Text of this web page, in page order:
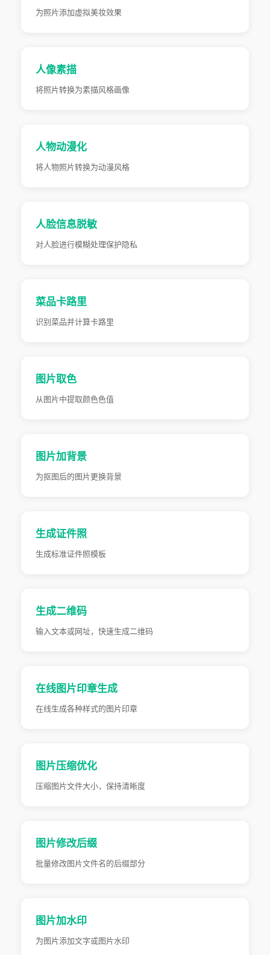
为照片添加虚拟美妆效果
人像素描
将照片转换为素描风格画像
人物动漫化
将人物照片转换为动漫风格
人脸信息脱敏
对人脸进行模糊处理保护隐私
菜品卡路里
识别菜品并计算卡路里
图片取色
从图片中提取颜色色值
图片加背景
为抠图后的图片更换背景
生成证件照
生成标准证件照模板
生成二维码
输入文本或网址，快速生成二维码
在线图片印章生成
在线生成各种样式的图片印章
图片压缩优化
压缩图片文件大小，保持清晰度
图片修改后缀
批量修改图片文件名的后缀部分
图片加水印
为图片添加文字或图片水印